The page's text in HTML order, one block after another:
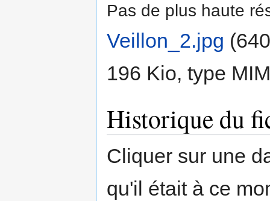
Pas de plus haute
Veillon_2.jpg
196 Kio, type
Historique du
Cliquer sur une
qu'il était à ce